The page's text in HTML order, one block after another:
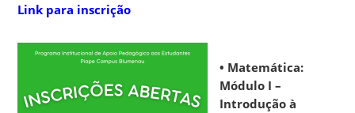
Link para inscrição
• Matemática:
Módulo I –
Introdução à